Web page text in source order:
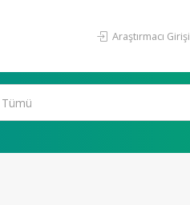
Araştırmacı Girişi